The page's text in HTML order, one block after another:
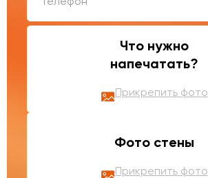
Что нужно
напечатать?
Прикрепить фото
Фото стены
Прикрепить фото